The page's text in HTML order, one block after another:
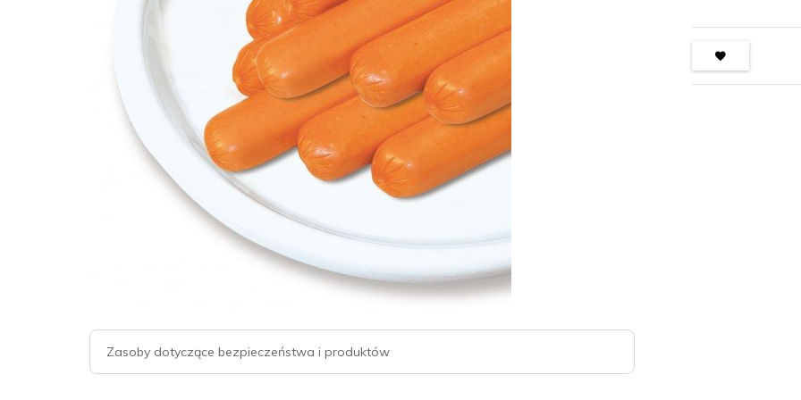
Zasoby dotyczące bezpieczeństwa i produktów